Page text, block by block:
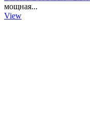
мощная...
View